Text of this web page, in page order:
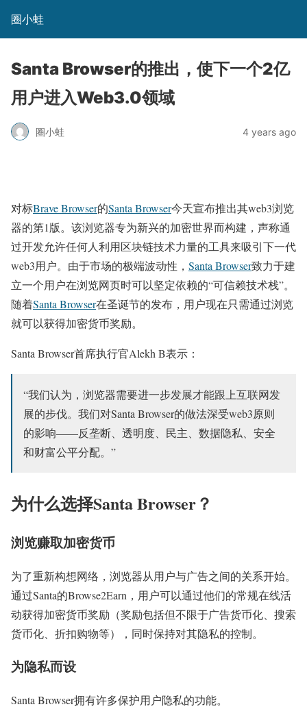
圈小蛙
Santa Browser的推出，使下一个2亿
用户进入Web3.0领域
圈小蛙 4 years ago
对标Brave Browser的Santa Browser今天宣布推出其web3浏览
器的第1版。该浏览器专为新兴的加密世界而构建，声称通
过开发允许任何人利用区块链技术力量的工具来吸引下一代
web3用户。由于市场的极端波动性， Santa Browser致力于建
立一个用户在浏览网页时可以坚定依赖的“可信赖技术栈”。
随着Santa Browser在圣诞节的发布，用户现在只需通过浏览
就可以获得加密货币奖励。
Santa Browser首席执行官Alekh B表示：
“我们认为，浏览器需要进一步发展才能跟上互联网发
展的步伐。我们对Santa Browser的做法深受web3原则
的影响——反垄断、透明度、民主、数据隐私、安全
和财富公平分配。”
为什么选择Santa Browser？
浏览赚取加密货币
为了重新构想网络，浏览器从用户与广告之间的关系开始。
通过Santa的Browse2Earn，用户可以通过他们的常规在线活
动获得加密货币奖励（奖励包括但不限于广告货币化、搜索
货币化、折扣购物等），同时保持对其隐私的控制。
为隐私而设
Santa Browser拥有许多保护用户隐私的功能。